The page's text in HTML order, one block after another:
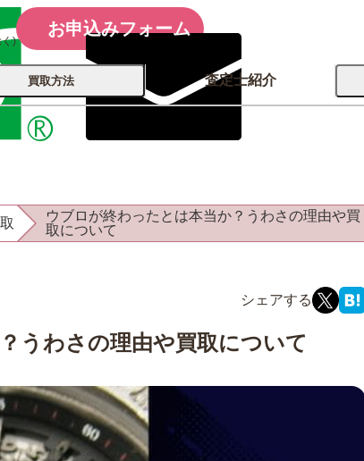
)
お申込みフォーム
古銭 ⁄
記念硬貨
レコード
買取方法 査定士紹介
ウブロが終わったとは本当か？うわさの理由や買
取について
うわさの理由や買取について